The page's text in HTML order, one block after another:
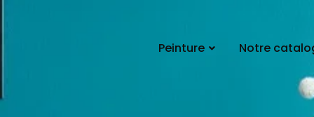
Peinture Notre